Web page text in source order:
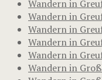
Wandern in
Wandern in
Wandern in
Wandern in
Wandern in
Wandern in